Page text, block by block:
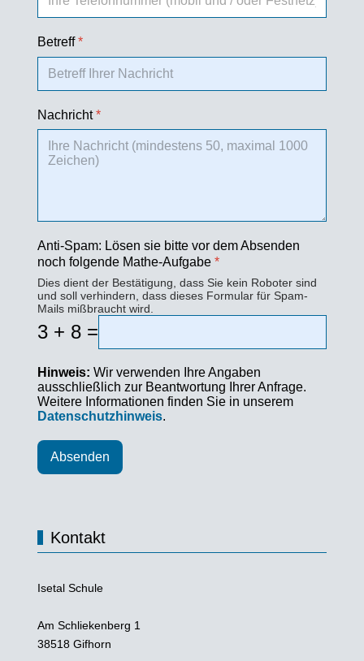
Betreff*
Nachricht*
Anti-Spam: Lösen sie bitte vor dem Absenden
noch folgende Mathe-Aufgabe*
Dies dient der Bestätigung, dass Sie kein Roboter sind
und soll verhindern, dass dieses Formular für Spam-
Mails mißbraucht wird.
3 + 8 =
Hinweis: Wir verwenden Ihre Angaben
ausschließlich zur Beantwortung Ihrer Anfrage.
Weitere Informationen finden Sie in unserem
Datenschutzhinweis.
Absenden
Kontakt
Isetal Schule
Am Schliekenberg 1
38518 Gifhorn